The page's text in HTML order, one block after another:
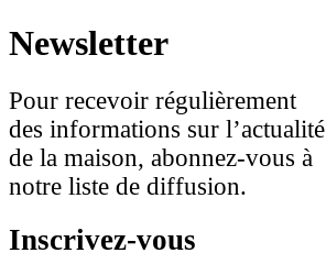
Newsletter
Pour recevoir régulièrement
des informations sur l’actualité
de la maison, abonnez-vous à
notre liste de diffusion.
Inscrivez-vous